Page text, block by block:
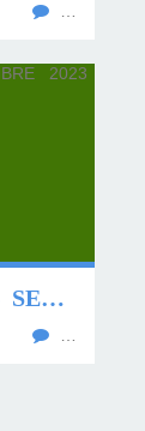
* * * * QUINTÉ DU 15 SEPTEMBRE 2023 * * * *